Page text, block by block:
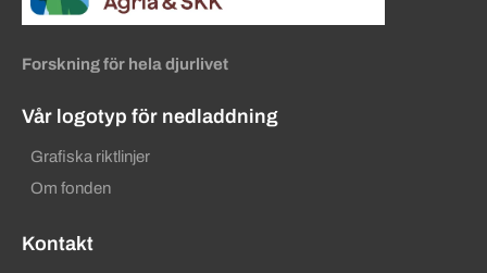
Forskning för hela djurlivet
Vår logotyp för nedladdning
Grafiska riktlinjer
Om fonden
Kontakt